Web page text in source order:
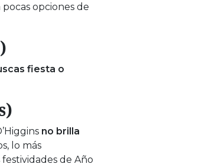
opciones de
fiesta o
no brilla
lo más
de Año